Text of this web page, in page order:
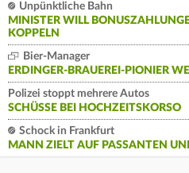
Unpünktliche Bahn
MINISTER WILL
KOPPELN
Bier-Manager
ERDINGER-BRAUEREI-PIONIER
Polizei stoppt mehrere Autos
SCHÜSSE BEI HOCHZEITSKORSO
Schock in Frankfurt
MANN ZIELT AUF PASSANTEN